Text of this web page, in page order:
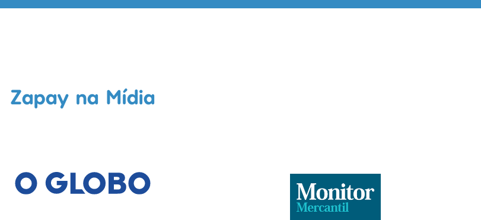
Zapay na Mídia